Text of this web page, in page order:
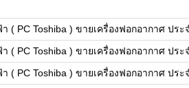
( PC Toshiba ) ขายเครื่องฟอกอากาศ ประ
( PC Toshiba ) ขายเครื่องฟอกอากาศ ประ
( PC Toshiba ) ขายเครื่องฟอกอากาศ ประ